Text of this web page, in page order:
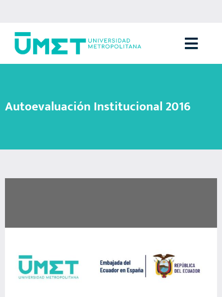
Autoevaluación Institucional 2016